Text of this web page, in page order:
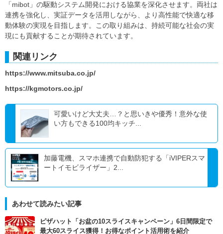
「mibot」の駆動システム開発における協業を深化させます。両社は
連携を強化し、実証データを活用しながら、より高性能で快適な移
動体験の実現を目指します。この取り組みは、持続可能な社会の実
現にも貢献することが期待されています。
関連リンク
https://www.mitsuba.co.jp/
https://kgmotors.co.jp/
可愛いけど大丈夫…？と思いきや優秀！意外な使
い方もできる100均キッチ...
加藤電機、スマホ連携で自動防犯する「iVIPERスマ
ートイモビライザー」2...
あわせて読みたい記事
ピザハット「お盆の10スライスキャンペーン」6日間限定で
最大60スライス獲得！お得なポイント活用術を紹介